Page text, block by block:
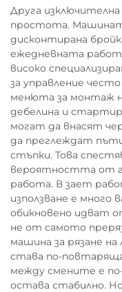
Друга
простота.
дисконтирана
ежедневната
високо
за управление
менюта за монтаж
дебелина и
могат да внасят
да преглеждат
стъпки. Това
вероятността от
работа. В зает
използване е много
обикновено идват
не от самото
машина за рязане
става по-
между смените е
остава стабилно.